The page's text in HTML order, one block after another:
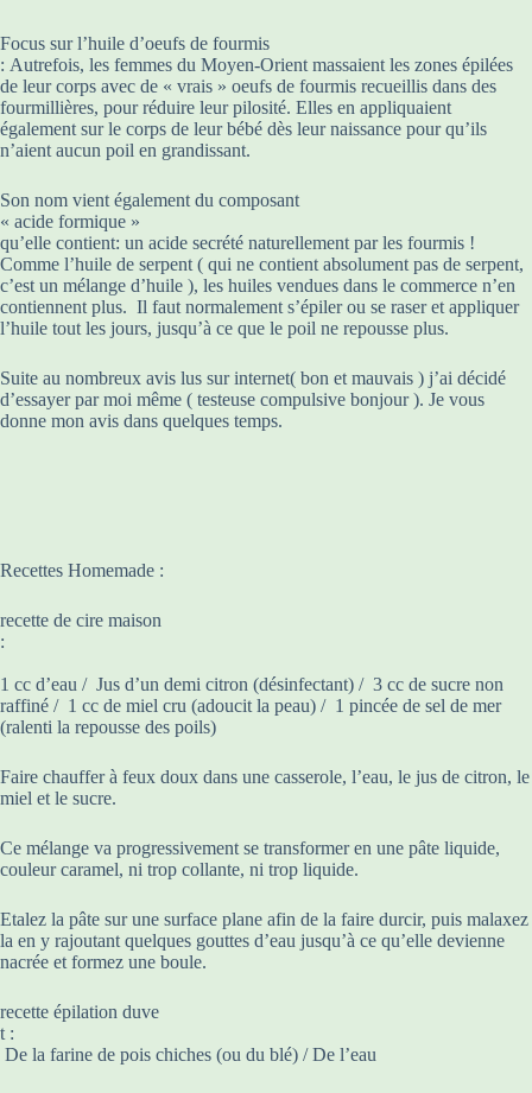
Focus sur l’huile d’oeufs de fourmis
: Autrefois, les femmes du Moyen-Orient massaient les zones épilées
de leur corps avec de « vrais » oeufs de fourmis recueillis dans des
fourmillières, pour réduire leur pilosité. Elles en appliquaient
également sur le corps de leur bébé dès leur naissance pour qu’ils
n’aient aucun poil en grandissant.
Son nom vient également du composant
« acide formique »
qu’elle contient: un acide secrété naturellement par les fourmis !
Comme l’huile de serpent ( qui ne contient absolument pas de serpent,
c’est un mélange d’huile ), les huiles vendues dans le commerce n’en
contiennent plus. Il faut normalement s’épiler ou se raser et appliquer
l’huile tout les jours, jusqu’à ce que le poil ne repousse plus.
Suite au nombreux avis lus sur internet( bon et mauvais ) j’ai décidé
d’essayer par moi même ( testeuse compulsive bonjour ). Je vous
donne mon avis dans quelques temps.
Recettes Homemade :
recette de cire maison
:
1 cc d’eau / Jus d’un demi citron (désinfectant) / 3 cc de sucre non
raffiné / 1 cc de miel cru (adoucit la peau) / 1 pincée de sel de mer
(ralenti la repousse des poils)
Faire chauffer à feux doux dans une casserole, l’eau, le jus de citron, le
miel et le sucre.
Ce mélange va progressivement se transformer en une pâte liquide,
couleur caramel, ni trop collante, ni trop liquide.
Etalez la pâte sur une surface plane afin de la faire durcir, puis malaxez
la en y rajoutant quelques gouttes d’eau jusqu’à ce qu’elle devienne
nacrée et formez une boule.
recette épilation duve
t :
De la farine de pois chiches (ou du blé) / De l’eau